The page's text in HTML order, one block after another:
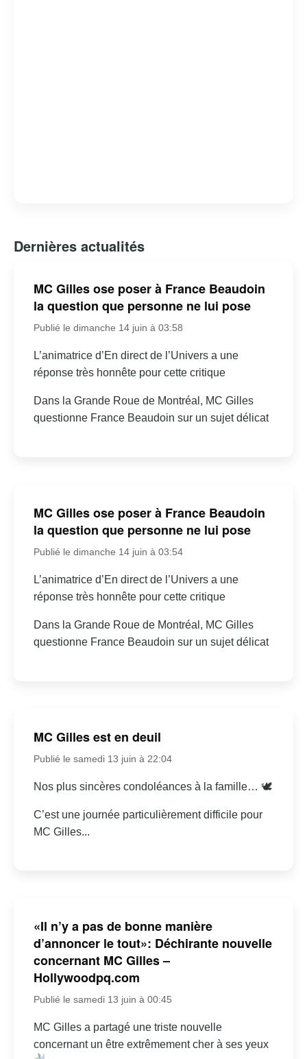
Dernières actualités
MC Gilles ose poser à France Beaudoin
la question que personne ne lui pose
Publié le dimanche 14 juin à 03:58
L’animatrice d’En direct de l’Univers a une
réponse très honnête pour cette critique
Dans la Grande Roue de Montréal, MC Gilles
questionne France Beaudoin sur un sujet délicat
MC Gilles ose poser à France Beaudoin
la question que personne ne lui pose
Publié le dimanche 14 juin à 03:54
L’animatrice d’En direct de l’Univers a une
réponse très honnête pour cette critique
Dans la Grande Roue de Montréal, MC Gilles
questionne France Beaudoin sur un sujet délicat
MC Gilles est en deuil
Publié le samedi 13 juin à 22:04
Nos plus sincères condoléances à la famille… 🕊
C’est une journée particulièrement difficile pour
MC Gilles...
«Il n’y a pas de bonne manière
d’annoncer le tout»: Déchirante nouvelle
concernant MC Gilles –
Hollywoodpq.com
Publié le samedi 13 juin à 00:45
MC Gilles a partagé une triste nouvelle
concernant un être extrêmement cher à ses yeux